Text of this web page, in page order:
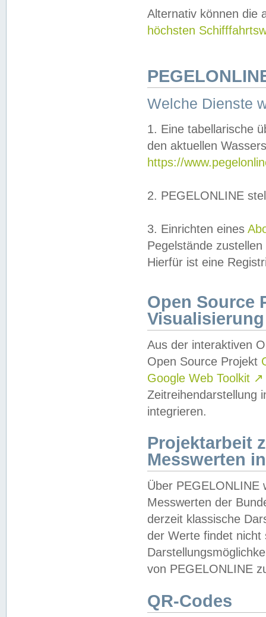
Alternativ können die
höchsten
Welche Dienste
1. Eine tabellarische
den aktuellen
https://
2. PEGELONLINE
3. Einrichten eines
Pegelstände
Hierfür ist eine
Open Source
Visualisierung
Aus der interaktiven
Open Source Projekt
Google Web Toolkit ↗
Zeitreihendarstellung
integrieren.
Projektarbeit
Messwerten
Über PEGELONLINE
Messwerten der
derzeit klassische
der Werte findet
von PEGELONLINE
QR-Codes